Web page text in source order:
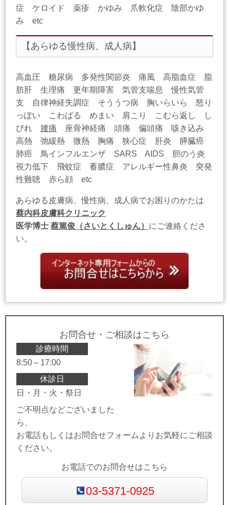
症 ケロイド 薬疹 かゆみ 爪軟化症 陰部かゆ
み etc
【あらゆる慢性病、成人病】
高血圧 糖尿病 多発性関節炎 痛風 高脂血症 脂
肪肝 生理痛 更年期障害 気管支喘息 慢性気管
支 自律神経失調症 そううつ病 胸いらいら 怒り
っぽい こわばる めまい 肩こり こむら返し し
びれ
腰痛 座骨神経痛 頭痛 偏頭痛 咳き込み
高熱 弛緩熱 微熱 胸痛 狭心症 肝炎 膵臓癌
肺癌 鳥インフルエンザ SARS AIDS 胆のう炎
視力低下 飛蚊症 蓄膿症 アレルギー性鼻炎 突発
性難聴 赤ら顔 etc
あらゆる皮膚病、慢性病、成人病でお困りのかたは
蔡内科皮膚科クリニック
医学博士 蔡篤俊（さいとくしゅん） にご連絡くださ
い。
お問合せ・ご相談はこちら
診療時間
8:50～17:00
休診日
日・月・火・祭日
ご不明点などございました
ら、
お電話もしくはお問合せフォームよりお気軽にご相談
ください。
お電話でのお問合せはこちら
03-5371-0925